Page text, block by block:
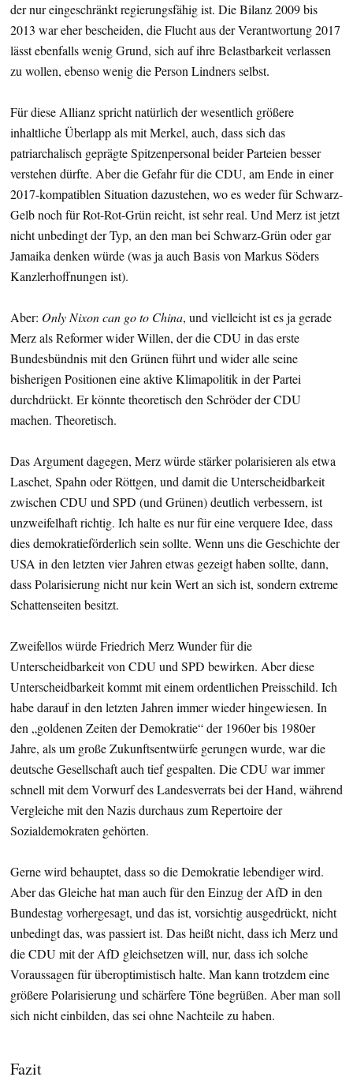
der nur eingeschränkt regierungsfähig ist. Die Bilanz 2009 bis
2013 war eher bescheiden, die Flucht aus der Verantwortung 2017
lässt ebenfalls wenig Grund, sich auf ihre Belastbarkeit verlassen
zu wollen, ebenso wenig die Person Lindners selbst.
Für diese Allianz spricht natürlich der wesentlich größere
inhaltliche Überlapp als mit Merkel, auch, dass sich das
patriarchalisch geprägte Spitzenpersonal beider Parteien besser
verstehen dürfte. Aber die Gefahr für die CDU, am Ende in einer
2017-kompatiblen Situation dazustehen, wo es weder für Schwarz-
Gelb noch für Rot-Rot-Grün reicht, ist sehr real. Und Merz ist jetzt
nicht unbedingt der Typ, an den man bei Schwarz-Grün oder gar
Jamaika denken würde (was ja auch Basis von Markus Söders
Kanzlerhoffnungen ist).
Aber: Only Nixon can go to China, und vielleicht ist es ja gerade
Merz als Reformer wider Willen, der die CDU in das erste
Bundesbündnis mit den Grünen führt und wider alle seine
bisherigen Positionen eine aktive Klimapolitik in der Partei
durchdrückt. Er könnte theoretisch den Schröder der CDU
machen. Theoretisch.
Das Argument dagegen, Merz würde stärker polarisieren als etwa
Laschet, Spahn oder Röttgen, und damit die Unterscheidbarkeit
zwischen CDU und SPD (und Grünen) deutlich verbessern, ist
unzweifelhaft richtig. Ich halte es nur für eine verquere Idee, dass
dies demokratieförderlich sein sollte. Wenn uns die Geschichte der
USA in den letzten vier Jahren etwas gezeigt haben sollte, dann,
dass Polarisierung nicht nur kein Wert an sich ist, sondern extreme
Schattenseiten besitzt.
Zweifellos würde Friedrich Merz Wunder für die
Unterscheidbarkeit von CDU und SPD bewirken. Aber diese
Unterscheidbarkeit kommt mit einem ordentlichen Preisschild. Ich
habe darauf in den letzten Jahren immer wieder hingewiesen. In
den „goldenen Zeiten der Demokratie“ der 1960er bis 1980er
Jahre, als um große Zukunftsentwürfe gerungen wurde, war die
deutsche Gesellschaft auch tief gespalten. Die CDU war immer
schnell mit dem Vorwurf des Landesverrats bei der Hand, während
Vergleiche mit den Nazis durchaus zum Repertoire der
Sozialdemokraten gehörten.
Gerne wird behauptet, dass so die Demokratie lebendiger wird.
Aber das Gleiche hat man auch für den Einzug der AfD in den
Bundestag vorhergesagt, und das ist, vorsichtig ausgedrückt, nicht
unbedingt das, was passiert ist. Das heißt nicht, dass ich Merz und
die CDU mit der AfD gleichsetzen will, nur, dass ich solche
Voraussagen für überoptimistisch halte. Man kann trotzdem eine
größere Polarisierung und schärfere Töne begrüßen. Aber man soll
sich nicht einbilden, das sei ohne Nachteile zu haben.
Fazit